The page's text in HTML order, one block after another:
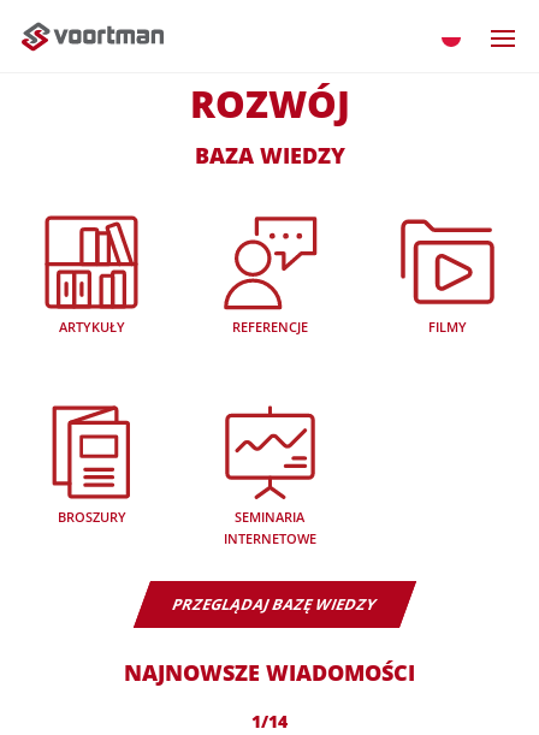
ROZWÓJ
BAZA WIEDZY
ARTYKUŁY REFERENCJE FILMY
BROSZURY
SEMINARIA
INTERNETOWE
PRZEGLĄDAJ BAZĘ WIEDZY
NAJNOWSZE WIADOMOŚCI
1/14